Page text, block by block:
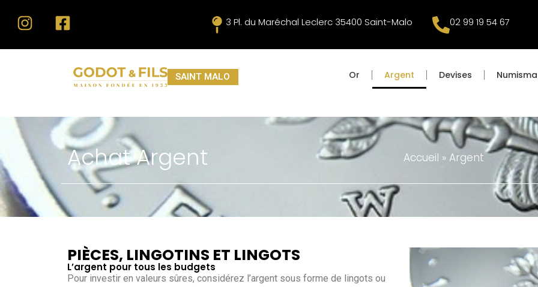
3 Pl. du Maréchal Leclerc 35400 Saint-Malo 02 99 19 54 67
SAINT MALO Or Argent Devises
Achat Argent Accueil » Argent
PIÈCES, LINGOTINS ET LINGOTS
L’argent pour tous les budgets
Pour investir en valeurs sûres, considérez l’argent sous forme de lingots ou